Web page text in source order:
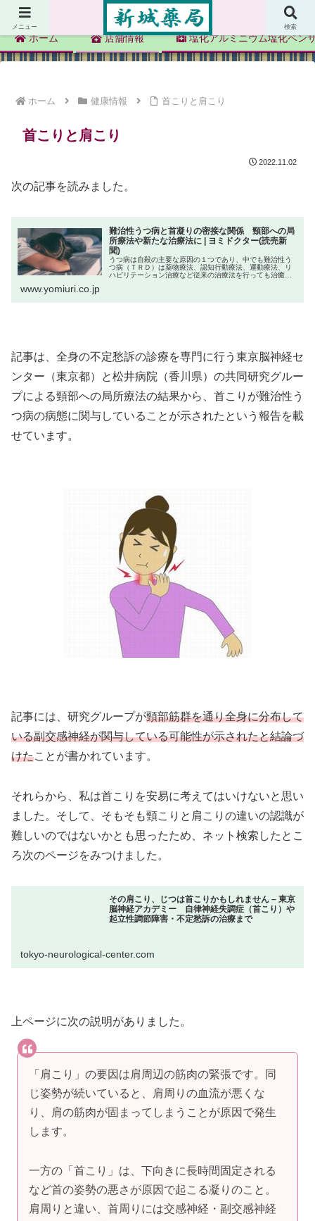
新城薬局
ホーム 店舗情報 塩化アルミニウム塩化ベン
ホーム 健康情報 首こりと肩こり
首こりと肩こり
2022.11.02
次の記事を読みました。
難治性うつ病と首凝りの密接な関係 頸部への局
所療法や新たな治療法に | ヨミドクター(読売新
聞)
うつ病は自殺の主要な原因の１つであり、中でも難治性う
つ病（ＴＲＤ）は薬物療法、認知行動療法、運動療法、リ
ハビリテーション治療など従来の治療法を行っても治癒せ
www.yomiuri.co.jp
記事は、全身の不定愁訴の診療を専門に行う東京脳神経セ
ンター（東京都）と松井病院（香川県）の共同研究グルー
プによる頸部への局所療法の結果から、首こりが難治性う
つ病の病態に関与していることが示されたという報告を載
せています。
記事には、研究グループが頸部筋群を通り全身に分布して
いる副交感神経が関与している可能性が示されたと結論づ
けたことが書かれています。
それらから、私は首こりを安易に考えてはいけないと思い
ました。そして、そもそも頸こりと肩こりの違いの認識が
難しいのではないかとも思ったため、ネット検索したとこ
ろ次のページをみつけました。
その肩こり、じつは首こりかもしれません – 東京
脳神経アカデミー 自律神経失調症（首こり）や
起立性調節障害・不定愁訴の治療まで
tokyo-neurological-center.com
上ページに次の説明がありました。
「肩こり」の要因は肩周辺の筋肉の緊張です。同
じ姿勢が続いていると、肩周りの血流が悪くな
り、肩の筋肉が固まってしまうことが原因で発生
します。
一方の「首こり」は、下向きに長時間固定される
など首の姿勢の悪さが原因で起こる凝りのこと。
肩周りと違い、首周りには交感神経・副交感神経
メニュー 検索